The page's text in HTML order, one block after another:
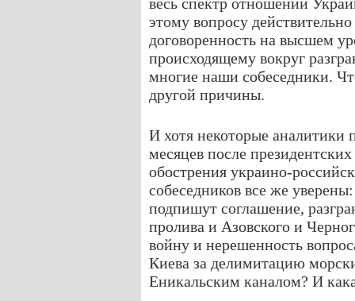
этому вопросу
договоренность на высшем
происходящему вокруг
многие наши собеседники.
другой причины.
И хотя некоторые аналитики
месяцев после
обострения украино-
собеседников все же
подпишут соглашение,
пролива и Азовского и
войну и нерешенность
Киева за делимитацию
Еникальским каналом? И